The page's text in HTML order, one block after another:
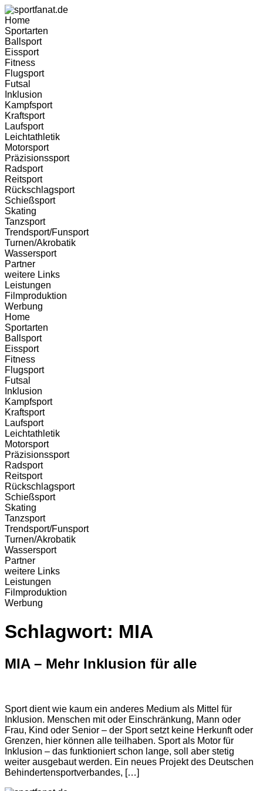
Home
Sportarten
Ballsport
Eissport
Fitness
Flugsport
Futsal
Inklusion
Kampfsport
Kraftsport
Laufsport
Leichtathletik
Motorsport
Präzisionssport
Radsport
Reitsport
Rückschlagsport
Schießsport
Skating
Tanzsport
Trendsport/Funsport
Turnen/Akrobatik
Wassersport
Partner
weitere Links
Leistungen
Filmproduktion
Werbung
Home
Sportarten
Ballsport
Eissport
Fitness
Flugsport
Futsal
Inklusion
Kampfsport
Kraftsport
Laufsport
Leichtathletik
Motorsport
Präzisionssport
Radsport
Reitsport
Rückschlagsport
Schießsport
Skating
Tanzsport
Trendsport/Funsport
Turnen/Akrobatik
Wassersport
Partner
weitere Links
Leistungen
Filmproduktion
Werbung
Schlagwort: MIA
MIA – Mehr Inklusion für alle
Sport dient wie kaum ein anderes Medium als Mittel für
Inklusion. Menschen mit oder Einschränkung, Mann oder
Frau, Kind oder Senior – der Sport setzt keine Herkunft oder
Grenzen, hier können alle teilhaben. Sport als Motor für
Inklusion – das funktioniert schon lange, soll aber stetig
weiter ausgebaut werden. Ein neues Projekt des Deutschen
Behindertensportverbandes, […]